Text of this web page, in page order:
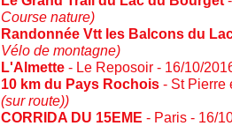
Course nature)
Randonnée Vtt les Balcons du
Vélo de montagne)
L'Almette - Le Reposoir - 16/10/
10 km du Pays Rochois - St Pierre
(sur route))
CORRIDA DU 15EME - Paris - 16/